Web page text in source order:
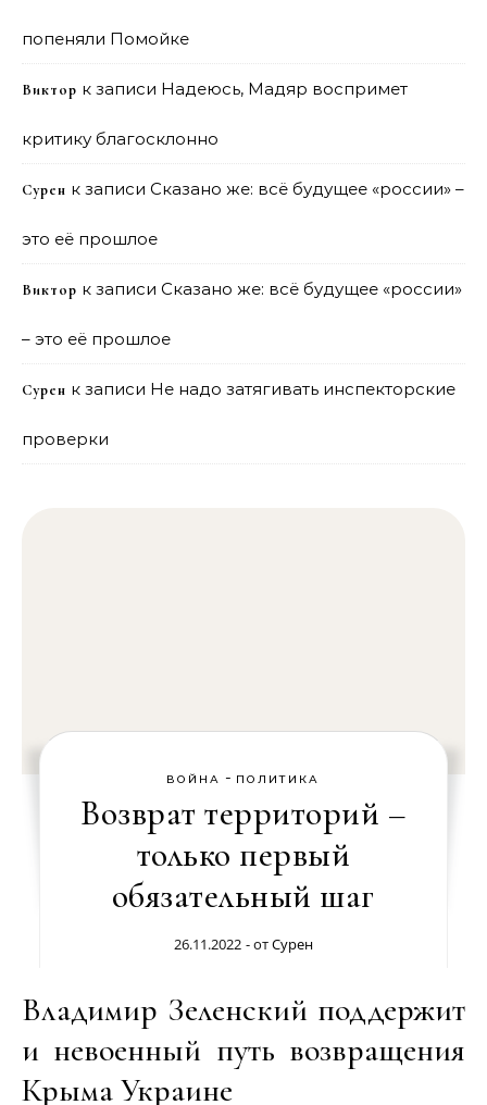
попеняли Помойке
Виктор к записи Надеюсь, Мадяр воспримет
критику благосклонно
Сурен к записи Сказано же: всё будущее «россии» –
это её прошлое
Виктор к записи Сказано же: всё будущее «россии»
– это её прошлое
Сурен к записи Не надо затягивать инспекторские
проверки
ВОЙНА - ПОЛИТИКА
Возврат территорий –
только первый
обязательный шаг
26.11.2022 - отСурен
Владимир Зеленский поддержит
и невоенный путь возвращения
Крыма Украине